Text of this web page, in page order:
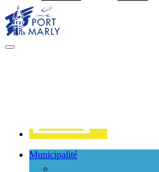
MENU
Municipalité